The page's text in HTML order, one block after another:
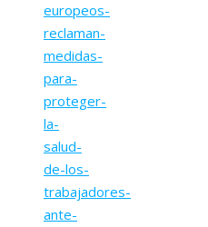
europeos-
reclaman-
medidas-
para-
proteger-
la-
salud-
de-los-
trabajadores-
ante-